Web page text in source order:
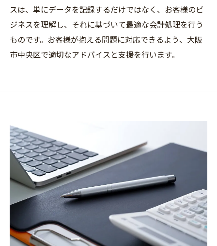
スは、単にデータを記録するだけではなく、お客様のビ
ジネスを理解し、それに基づいて最適な会計処理を行う
ものです。お客様が抱える問題に対応できるよう、大阪
市中央区で適切なアドバイスと支援を行います。